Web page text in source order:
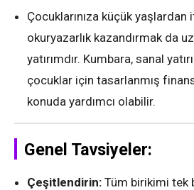
Çocuklarınıza küçük
okuryazarlık kazandırmak da
yatırımdır. Kumbara, sanal
çocuklar için tasarlanmış
konuda yardımcı olabilir.
Genel Tavsiyeler:
Çeşitlendirin: Tüm birikimi tek